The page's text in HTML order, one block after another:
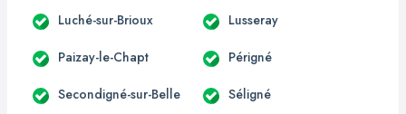
Luché-sur-Brioux Lusseray
Paizay-le-Chapt Périgné
Secondigné-sur-Belle Séligné